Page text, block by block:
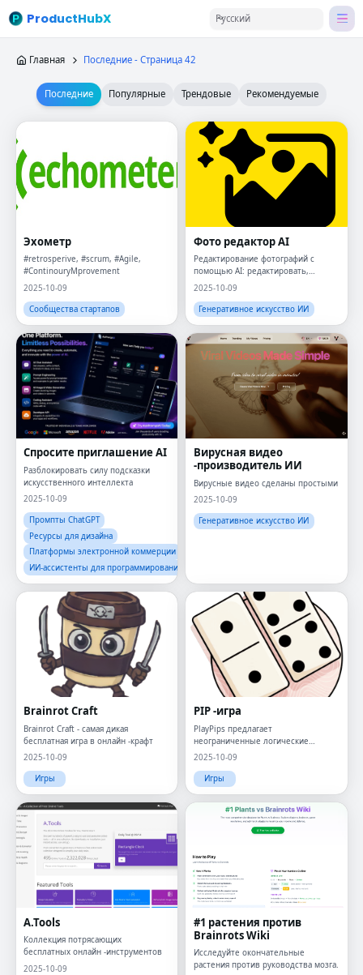
ProductHubX Русский
Главная Последние - Страница 42
Последние Популярные Трендовые Рекомендуемые
Эхометр
#retrosperive, #scrum, #Agile,
#ContinouryMprovement
2025-10-09
Сообщества стартапов
Фото редактор AI
Редактирование фотографий с
помощью AI: редактировать,
преобразовать и улучшить с
2025-10-09
Генеративное искусство ИИ
Спросите приглашение AI
Разблокировать силу подсказки
искусственного интеллекта
2025-10-09
Промпты ChatGPT
Ресурсы для дизайна
Платформы электронной коммерции
ИИ-ассистенты для программирования
Вирусная видео
-производитель ИИ
Вирусные видео сделаны простыми
2025-10-09
Генеративное искусство ИИ
Brainrot Craft
Brainrot Craft - самая дикая
бесплатная игра в онлайн -крафт
2025-10-09
Игры
PIP -игра
PlayPips предлагает
неограниченные логические
головоломки с игровым процессом
2025-10-09
Игры
A.Tools
Коллекция потрясающих
бесплатных онлайн -инструментов
2025-10-09
#1 растения против
Brainrots Wiki
Исследуйте окончательные
растения против руководства мозга.